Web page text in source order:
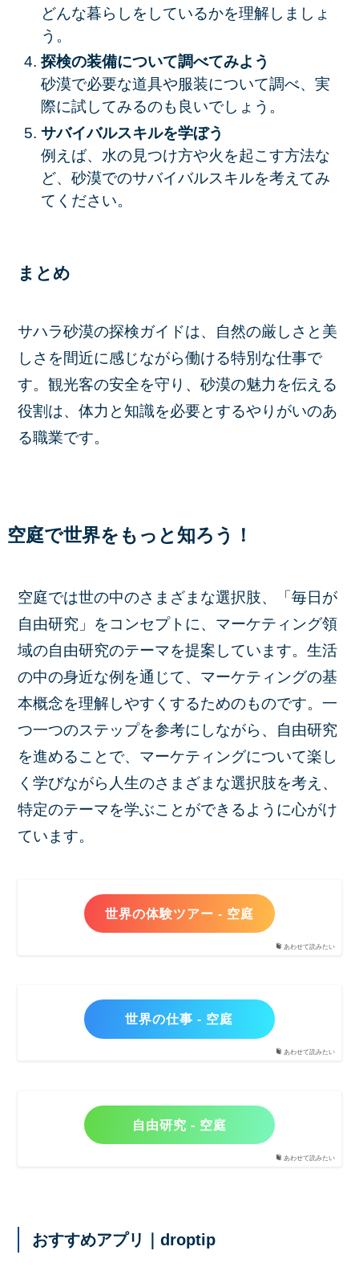
どんな暮らしをしているかを理解しましょ
う。
探検の装備について調べてみよう
砂漠で必要な道具や服装について調べ、実
際に試してみるのも良いでしょう。
サバイバルスキルを学ぼう
例えば、水の見つけ方や火を起こす方法な
ど、砂漠でのサバイバルスキルを考えてみ
てください。
まとめ
サハラ砂漠の探検ガイドは、自然の厳しさと美
しさを間近に感じながら働ける特別な仕事で
す。観光客の安全を守り、砂漠の魅力を伝える
役割は、体力と知識を必要とするやりがいのあ
る職業です。
空庭で世界をもっと知ろう！
空庭では世の中のさまざまな選択肢、「毎日が
自由研究」をコンセプトに、マーケティング領
域の自由研究のテーマを提案しています。生活
の中の身近な例を通じて、マーケティングの基
本概念を理解しやすくするためのものです。一
つ一つのステップを参考にしながら、自由研究
を進めることで、マーケティングについて楽し
く学びながら人生のさまざまな選択肢を考え、
特定のテーマを学ぶことができるように心がけ
ています。
あわせて読みたい
世界の体験ツアー - 空庭
あわせて読みたい
世界の仕事 - 空庭
あわせて読みたい
自由研究 - 空庭
おすすめアプリ｜droptip